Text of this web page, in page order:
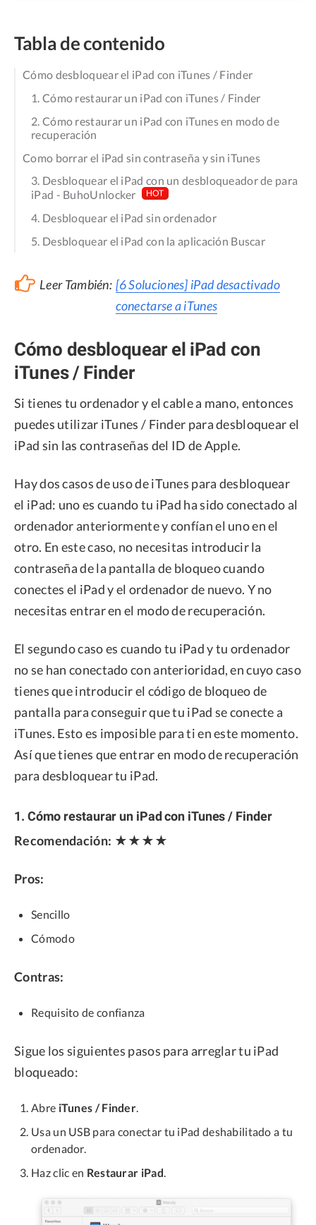
Tabla de contenido
Cómo desbloquear el iPad con iTunes / Finder
1. Cómo restaurar un iPad con iTunes / Finder
2. Cómo restaurar un iPad con iTunes en modo de
recuperación
Como borrar el iPad sin contraseña y sin iTunes
3. Desbloquear el iPad con un desbloqueador de para
iPad - BuhoUnlocker
HOT
4. Desbloquear el iPad sin ordenador
5. Desbloquear el iPad con la aplicación Buscar
Leer También: [6 Soluciones] iPad desactivado
conectarse a iTunes
Cómo desbloquear el iPad con
iTunes / Finder
Si tienes tu ordenador y el cable a mano, entonces
puedes utilizar iTunes / Finder para desbloquear el
iPad sin las contraseñas del ID de Apple.
Hay dos casos de uso de iTunes para desbloquear
el iPad: uno es cuando tu iPad ha sido conectado al
ordenador anteriormente y confían el uno en el
otro. En este caso, no necesitas introducir la
contraseña de la pantalla de bloqueo cuando
conectes el iPad y el ordenador de nuevo. Y no
necesitas entrar en el modo de recuperación.
El segundo caso es cuando tu iPad y tu ordenador
no se han conectado con anterioridad, en cuyo caso
tienes que introducir el código de bloqueo de
pantalla para conseguir que tu iPad se conecte a
iTunes. Esto es imposible para ti en este momento.
Así que tienes que entrar en modo de recuperación
para desbloquear tu iPad.
1. Cómo restaurar un iPad con iTunes / Finder
Recomendación: ★★★★
Pros:
Sencillo
Cómodo
Contras:
Requisito de confianza
Sigue los siguientes pasos para arreglar tu iPad
bloqueado:
Abre iTunes / Finder.
Usa un USB para conectar tu iPad deshabilitado a tu
ordenador.
Haz clic en Restaurar iPad.